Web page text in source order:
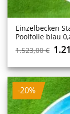
Einzelbecken
Poolfolie blau
1.523,00€
-20%